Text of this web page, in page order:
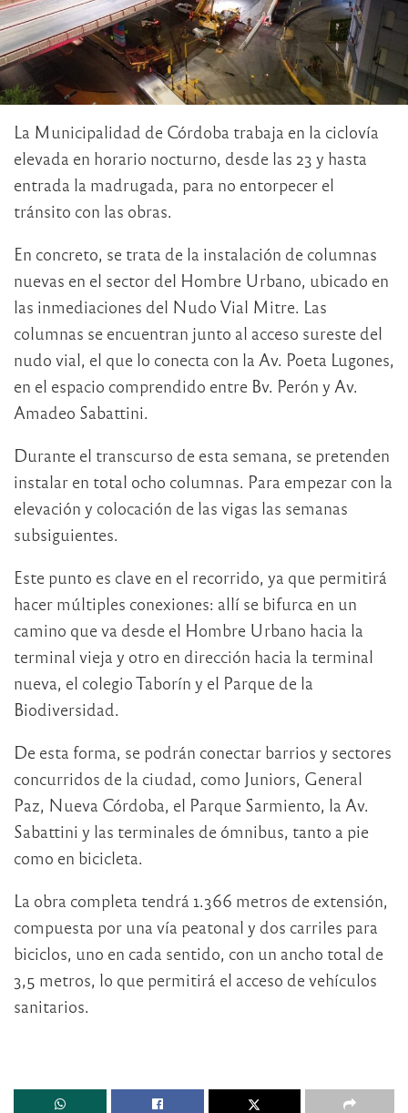
La Municipalidad de Córdoba trabaja en la ciclovía
elevada en horario nocturno, desde las 23 y hasta
entrada la madrugada, para no entorpecer el
tránsito con las obras.
En concreto, se trata de la instalación de columnas
nuevas en el sector del Hombre Urbano, ubicado en
las inmediaciones del Nudo Vial Mitre. Las
columnas se encuentran junto al acceso sureste del
nudo vial, el que lo conecta con la Av. Poeta Lugones,
en el espacio comprendido entre Bv. Perón y Av.
Amadeo Sabattini.
Durante el transcurso de esta semana, se pretenden
instalar en total ocho columnas. Para empezar con la
elevación y colocación de las vigas las semanas
subsiguientes.
Este punto es clave en el recorrido, ya que permitirá
hacer múltiples conexiones: allí se bifurca en un
camino que va desde el Hombre Urbano hacia la
terminal vieja y otro en dirección hacia la terminal
nueva, el colegio Taborín y el Parque de la
Biodiversidad.
De esta forma, se podrán conectar barrios y sectores
concurridos de la ciudad, como Juniors, General
Paz, Nueva Córdoba, el Parque Sarmiento, la Av.
Sabattini y las terminales de ómnibus, tanto a pie
como en bicicleta.
La obra completa tendrá 1.366 metros de extensión,
compuesta por una vía peatonal y dos carriles para
biciclos, uno en cada sentido, con un ancho total de
3,5 metros, lo que permitirá el acceso de vehículos
sanitarios.